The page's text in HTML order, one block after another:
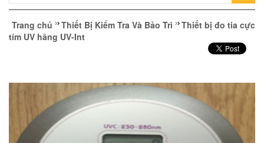
Trang chủ Thiết Bị Kiểm Tra Và Bảo Trì
Thiết bị đo tia cực
tím UV hãng UV-Int